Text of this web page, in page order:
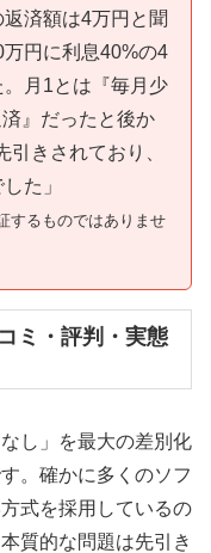
済額は4万円と聞
円に利息40%の4
月1とは『毎月少
』だったと後か
きされており、
た」
するものではありませ
ミ・評判・実態
し」を最大の差別化
。確かに多くのソフ
式を採用しているの
質的な問題は先引き